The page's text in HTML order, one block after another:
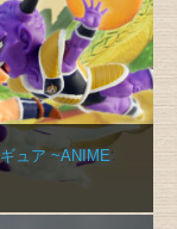
ュア ~ANIME